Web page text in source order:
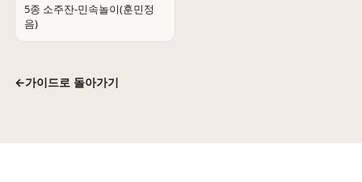
5종 소주잔-민속놀이(훈민정
음)
←가이드로 돌아가기